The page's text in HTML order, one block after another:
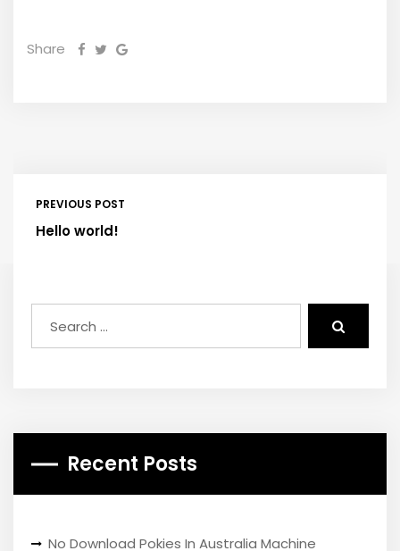
Share
PREVIOUS POST
Hello world!
Recent Posts
No Download Pokies In Australia Machine